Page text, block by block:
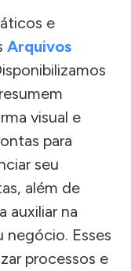
e
Arquivos
visual e
para
seu
além de
auxiliar na
negócio. Esses
processos e